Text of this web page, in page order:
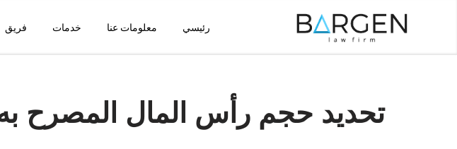
رئيسي معلومات عنا خدمات فريق
تحديد حجم رأس المال المصرح